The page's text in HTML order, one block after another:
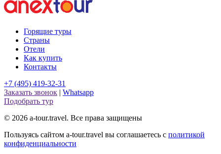
Горящие туры
Страны
Отели
Как купить
Контакты
+7 (495) 419-32-31
Заказать звонок | Whatsapp
Подобрать тур
© 2026 a-tour.travel. Все права защищены
Пользуясь сайтом a-tour.travel вы соглашаетесь с политикой
конфиденциальности